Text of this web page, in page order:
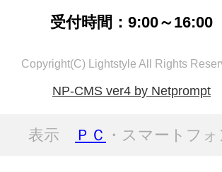
受付時間：9:00～16:00
Copyright(C) Lightstyle All Rights
NP-CMS ver4 by Netprompt
表示 ＰＣ ・スマートフ